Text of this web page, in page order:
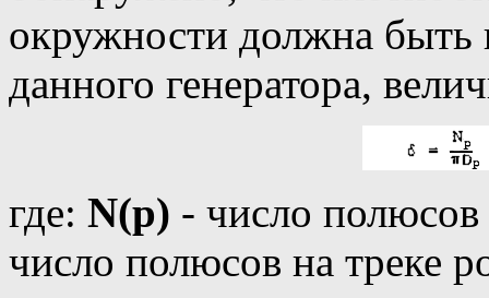
окружности должна быть
данного генератора,
где: N(p) - число
число полюсов на треке